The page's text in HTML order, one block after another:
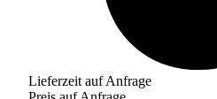
Lieferzeit auf Anfrage